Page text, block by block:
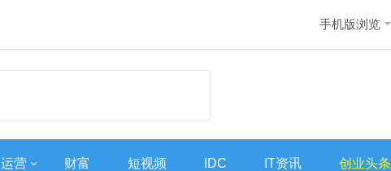
手机版浏览
运营 财富 短视频 IDC IT资讯 创业头条